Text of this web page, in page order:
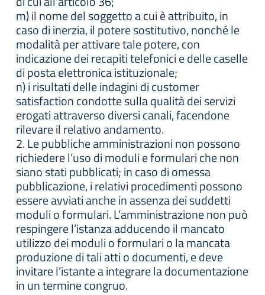
m) il nome del soggetto a cui è attribuito, in
caso di inerzia, il potere sostitutivo, nonché le
modalità per attivare tale potere, con
indicazione dei recapiti telefonici e delle caselle
di posta elettronica istituzionale;
n) i risultati delle indagini di customer
satisfaction condotte sulla qualità dei servizi
erogati attraverso diversi canali, facendone
rilevare il relativo andamento.
2. Le pubbliche amministrazioni non possono
richiedere l’uso di moduli e formulari che non
siano stati pubblicati; in caso di omessa
pubblicazione, i relativi procedimenti possono
essere avviati anche in assenza dei suddetti
moduli o formulari. L’amministrazione non può
respingere l’istanza adducendo il mancato
utilizzo dei moduli o formulari o la mancata
produzione di tali atti o documenti, e deve
invitare l’istante a integrare la documentazione
in un termine congruo.